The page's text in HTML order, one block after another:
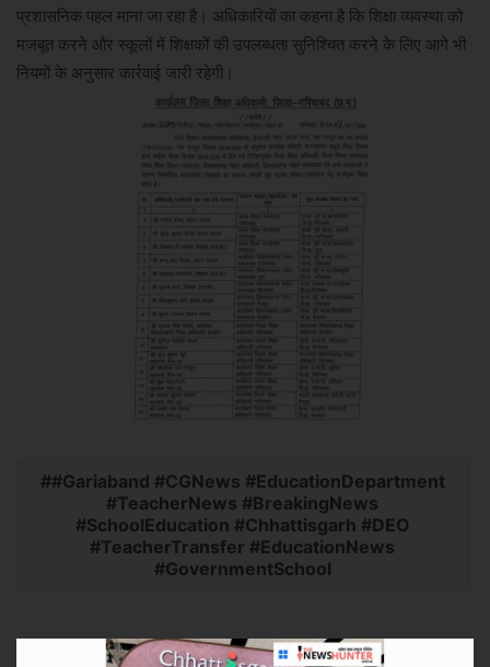
प्रशासनिक पहल माना जा रहा है। अधिकारियों का कहना है कि शिक्षा व्यवस्था को
मजबूत करने और स्कूलों में शिक्षकों की उपलब्धता सुनिश्चित करने के लिए आगे भी
नियमों के अनुसार कार्रवाई जारी रहेगी।
#Gariaband #CGNews #EducationDepartment
#TeacherNews #BreakingNews
#SchoolEducation #Chhattisgarh #DEO
#TeacherTransfer #EducationNews
#GovernmentSchool